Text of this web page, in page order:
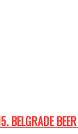
BELGRADE